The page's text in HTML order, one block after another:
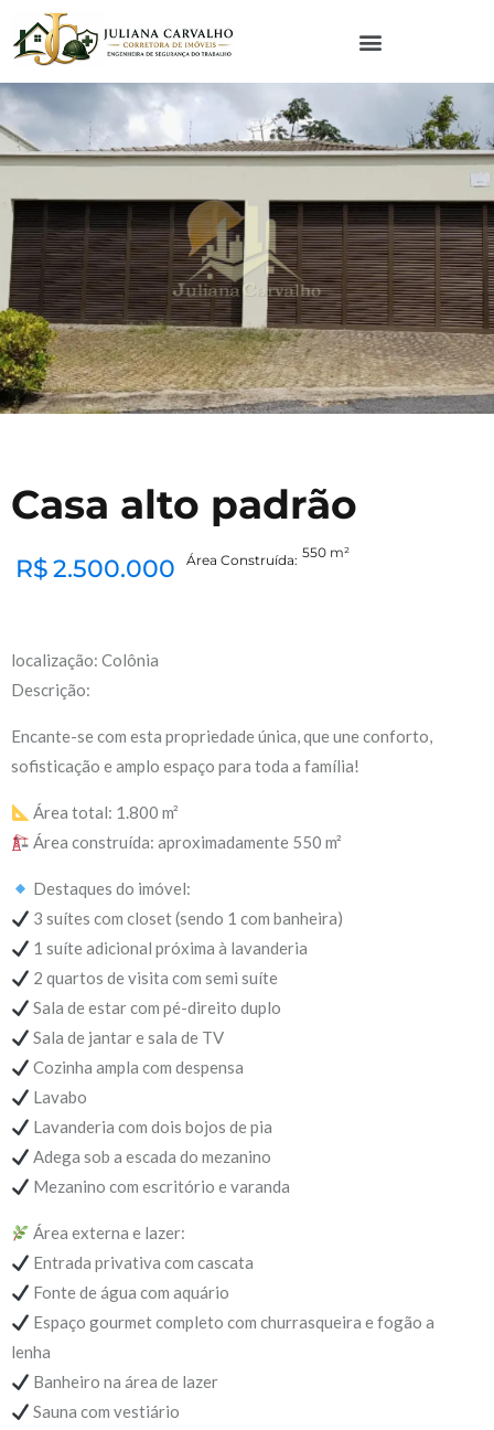
Casa alto padrão
R$2.500.000 Área Construída: 550 m²
localização: Colônia
Descrição:
Encante-se com esta propriedade única, que une conforto,
sofisticação e amplo espaço para toda a família!
Área total: 1.800 m²
Área construída: aproximadamente 550 m²
Destaques do imóvel:
3 suítes com closet (sendo 1 com banheira)
1 suíte adicional próxima à lavanderia
2 quartos de visita com semi suíte
Sala de estar com pé-direito duplo
Sala de jantar e sala de TV
Cozinha ampla com despensa
Lavabo
Lavanderia com dois bojos de pia
Adega sob a escada do mezanino
Mezanino com escritório e varanda
Área externa e lazer:
Entrada privativa com cascata
Fonte de água com aquário
Espaço gourmet completo com churrasqueira e fogão a
lenha
Banheiro na área de lazer
Sauna com vestiário